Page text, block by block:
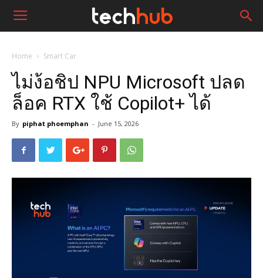
Home Smart Car
ไม่ง้อชิป NPU Microsoft ปลด
ล็อค RTX ใช้ Copilot+ ได้
By piphat phoemphan - June 15, 2026